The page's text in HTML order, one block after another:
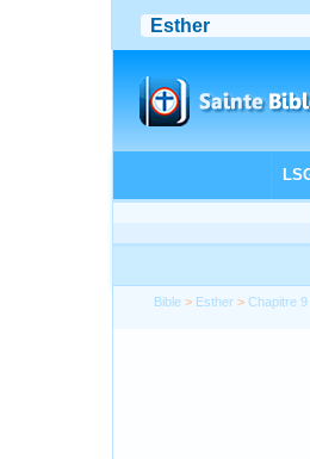
Bible > Esther >Chapitre 9